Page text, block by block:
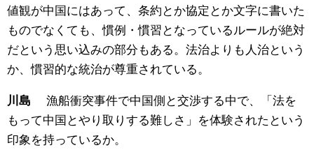
値観が中国にはあって、条約とか協定とか文字に書いた
ものでなくても、慣例・慣習となっているルールが絶対
だという思い込みの部分もある。法治よりも人治という
か、慣習的な統治が尊重されている。
川島
漁船衝突事件で中国側と交渉する中で、「法を
もって中国とやり取りする難しさ」を体験されたという
印象を持っているか。